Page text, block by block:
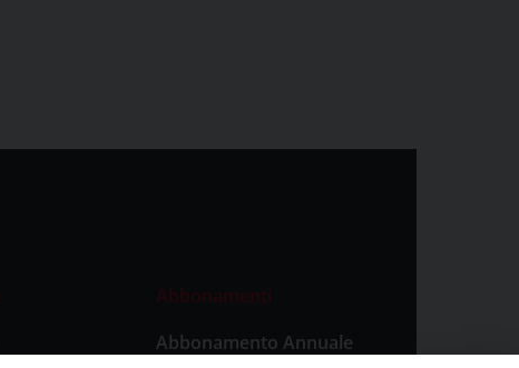
Abbonamenti
Abbonamento Annuale